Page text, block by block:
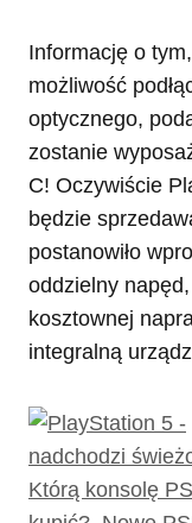
Informację o
możliwość
optycznego,
zostanie
C! Oczywiście
będzie
postanowiło
oddzielny
kosztownej
integralną